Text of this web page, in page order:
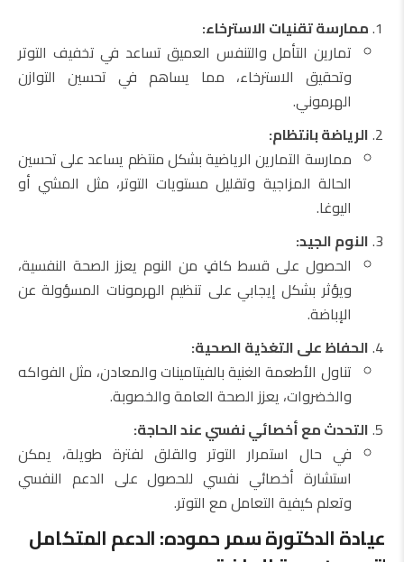
ممارسة تقنيات الاسترخاء:
تمارين التأمل والتنفس العميق تساعد في تخفيف التوتر
وتحقيق الاسترخاء، مما يساهم في تحسين التوازن
الهرموني.
الرياضة بانتظام:
ممارسة التمارين الرياضية بشكل منتظم يساعد على تحسين
الحالة المزاجية وتقليل مستويات التوتر، مثل المشي أو
اليوغا.
النوم الجيد:
الحصول على قسط كافٍ من النوم يعزز الصحة النفسية،
ويؤثر بشكل إيجابي على تنظيم الهرمونات المسؤولة عن
الإباضة.
الحفاظ على التغذية الصحية:
تناول الأطعمة الغنية بالفيتامينات والمعادن، مثل الفواكه
والخضروات، يعزز الصحة العامة والخصوبة.
التحدث مع أخصائي نفسي عند الحاجة:
في حال استمرار التوتر والقلق لفترة طويلة، يمكن
استشارة أخصائي نفسي للحصول على الدعم النفسي
وتعلم كيفية التعامل مع التوتر.
عيادة الدكتورة سمر حموده: الدعم المتكامل